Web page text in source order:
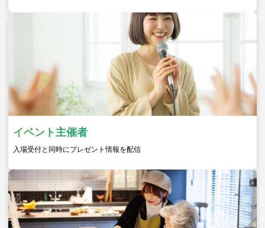
イベント主催者
入場受付と同時にプレゼント情報を配信